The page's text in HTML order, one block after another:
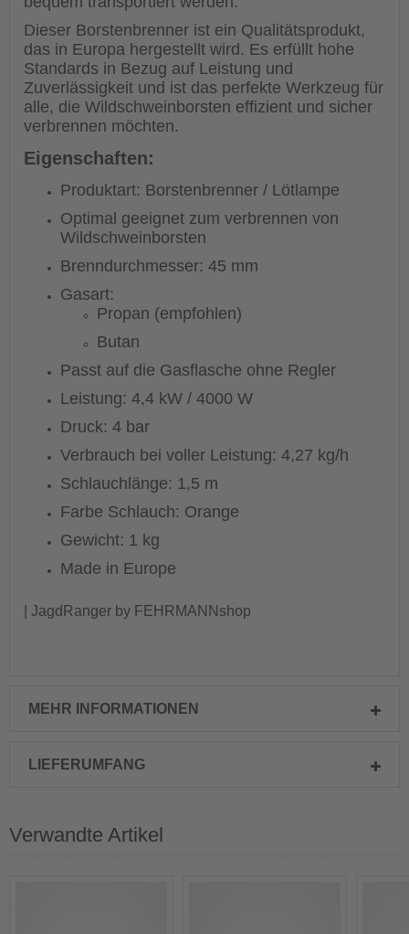
Dieser Borstenbrenner ist ein Qualitätsprodukt,
das in Europa hergestellt wird. Es erfüllt hohe
Standards in Bezug auf Leistung und
Zuverlässigkeit und ist das perfekte Werkzeug für
alle, die Wildschweinborsten effizient und sicher
verbrennen möchten.
Eigenschaften:
Produktart: Borstenbrenner / Lötlampe
Optimal geeignet zum verbrennen von
Wildschweinborsten
Brenndurchmesser: 45 mm
Gasart:
Propan (empfohlen)
Butan
Passt auf die Gasflasche ohne Regler
Leistung: 4,4 kW / 4000 W
Druck: 4 bar
Verbrauch bei voller Leistung: 4,27 kg/h
Schlauchlänge: 1,5 m
Farbe Schlauch: Orange
Gewicht: 1 kg
Made in Europe
| JagdRanger by FEHRMANNshop
MEHR INFORMATIONEN
LIEFERUMFANG
Verwandte Artikel